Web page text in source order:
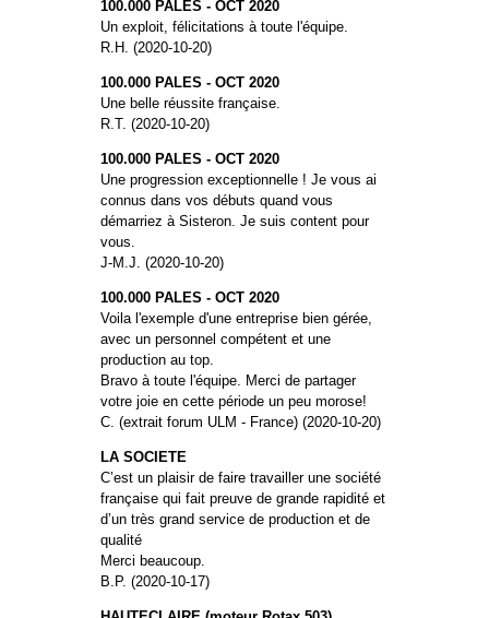
100.000 PALES - OCT 2020
Un exploit, félicitations à toute l'équipe.
R.H. (2020-10-20)
100.000 PALES - OCT 2020
Une belle réussite française.
R.T. (2020-10-20)
100.000 PALES - OCT 2020
Une progression exceptionnelle ! Je vous ai
connus dans vos débuts quand vous
démarriez à Sisteron. Je suis content pour
vous.
J-M.J. (2020-10-20)
100.000 PALES - OCT 2020
Voila l'exemple d'une entreprise bien gérée,
avec un personnel compétent et une
production au top.
Bravo à toute l'équipe. Merci de partager
votre joie en cette période un peu morose!
C. (extrait forum ULM - France) (2020-10-20)
LA SOCIETE
C’est un plaisir de faire travailler une société
française qui fait preuve de grande rapidité et
d’un très grand service de production et de
qualité
Merci beaucoup.
B.P. (2020-10-17)